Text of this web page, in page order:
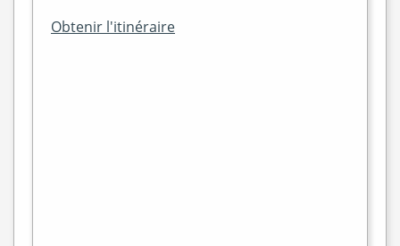
Obtenir l'itinéraire